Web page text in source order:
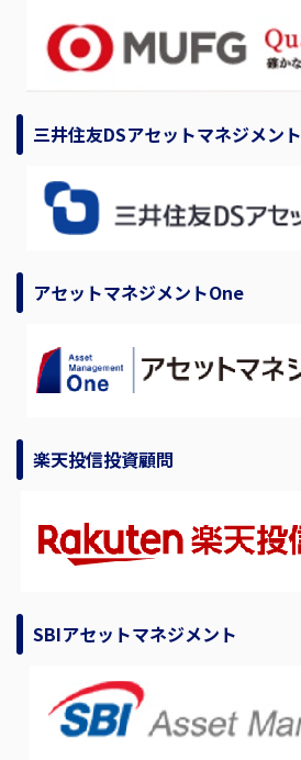
三井住友DSアセットマネジメント
アセットマネジメントOne
楽天投信投資顧問
SBIアセットマネジメント